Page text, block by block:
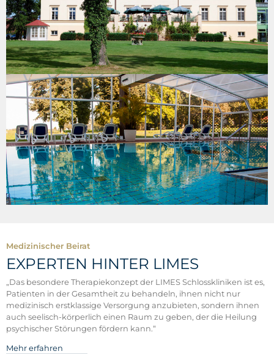
Medizinischer Beirat
EXPERTEN HINTER LIMES
„Das besondere Therapiekonzept der LIMES Schlosskliniken ist es,
Patienten in der Gesamtheit zu behandeln, ihnen nicht nur
medizinisch erstklassige Versorgung anzubieten, sondern ihnen
auch seelisch-körperlich einen Raum zu geben, der die Heilung
psychischer Störungen fördern kann.“
Mehr erfahren